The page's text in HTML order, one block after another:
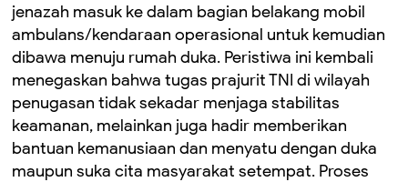
jenazah masuk ke dalam bagian belakang mobil
ambulans/kendaraan operasional untuk kemudian
dibawa menuju rumah duka. Peristiwa ini kembali
menegaskan bahwa tugas prajurit TNI di wilayah
penugasan tidak sekadar menjaga stabilitas
keamanan, melainkan juga hadir memberikan
bantuan kemanusiaan dan menyatu dengan duka
maupun suka cita masyarakat setempat. Proses